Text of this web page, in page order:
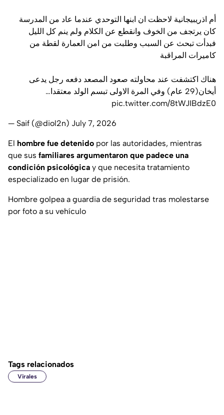
أم اذريبيجانية لاحظت ان ابنها التوحدي عندما عاد من المدرسة
كان يرتجف من الخوف وانقطع عن الكلام ولم ينم كل الليل
فبدأت تبحث عن السبب وطلبت من امن العمارة لقطة من
كاميرات المراقبة
هناك اكتشفت عند محاولته صعود المصعد دفعه رجل يدعى
أيخان(29 عام) وفي المرة الاولى تبسم الولد معتقدا…
pic.twitter.com/8tWJIBdzE0
— Saif (@diol2n) July 7, 2026
El hombre fue detenido por las autoridades, mientras
que sus familiares argumentaron que padece una
condición psicológica y que necesita tratamiento
especializado en lugar de prisión.
Hombre golpea a guardia de seguridad tras molestarse
por foto a su vehículo
Tags relacionados
Virales